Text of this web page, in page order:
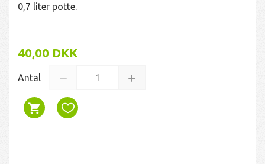
0,7 liter potte.
40,00 DKK
Antal